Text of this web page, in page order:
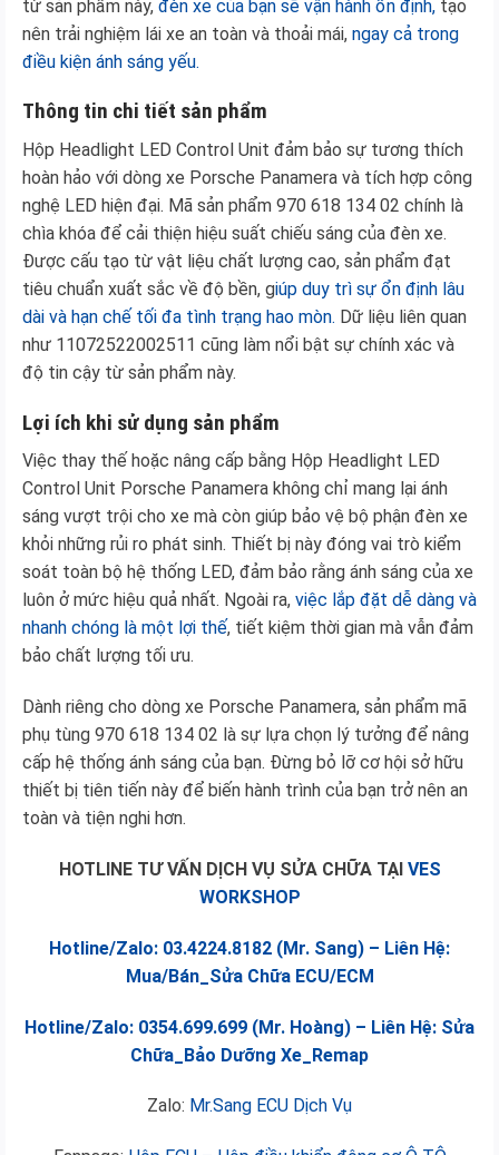
từ sản phẩm này, đèn xe của bạn sẽ vận hành ổn định, tạo
nên trải nghiệm lái xe an toàn và thoải mái, ngay cả trong
điều kiện ánh sáng yếu.
Thông tin chi tiết sản phẩm
Hộp Headlight LED Control Unit đảm bảo sự tương thích
hoàn hảo với dòng xe Porsche Panamera và tích hợp công
nghệ LED hiện đại. Mã sản phẩm 970 618 134 02 chính là
chìa khóa để cải thiện hiệu suất chiếu sáng của đèn xe.
Được cấu tạo từ vật liệu chất lượng cao, sản phẩm đạt
tiêu chuẩn xuất sắc về độ bền, giúp duy trì sự ổn định lâu
dài và hạn chế tối đa tình trạng hao mòn. Dữ liệu liên quan
như 11072522002511 cũng làm nổi bật sự chính xác và
độ tin cậy từ sản phẩm này.
Lợi ích khi sử dụng sản phẩm
Việc thay thế hoặc nâng cấp bằng Hộp Headlight LED
Control Unit Porsche Panamera không chỉ mang lại ánh
sáng vượt trội cho xe mà còn giúp bảo vệ bộ phận đèn xe
khỏi những rủi ro phát sinh. Thiết bị này đóng vai trò kiểm
soát toàn bộ hệ thống LED, đảm bảo rằng ánh sáng của xe
luôn ở mức hiệu quả nhất. Ngoài ra, việc lắp đặt dễ dàng và
nhanh chóng là một lợi thế, tiết kiệm thời gian mà vẫn đảm
bảo chất lượng tối ưu.
Dành riêng cho dòng xe Porsche Panamera, sản phẩm mã
phụ tùng 970 618 134 02 là sự lựa chọn lý tưởng để nâng
cấp hệ thống ánh sáng của bạn. Đừng bỏ lỡ cơ hội sở hữu
thiết bị tiên tiến này để biến hành trình của bạn trở nên an
toàn và tiện nghi hơn.
HOTLINE TƯ VẤN DỊCH VỤ SỬA CHỮA TẠI VES
WORKSHOP
Hotline/Zalo: 03.4224.8182 (Mr. Sang) – Liên Hệ:
Mua/Bán_Sửa Chữa ECU/ECM
Hotline/Zalo: 0354.699.699 (Mr. Hoàng) – Liên Hệ: Sửa
Chữa_Bảo Dưỡng Xe_Remap
Zalo: Mr.Sang ECU Dịch Vụ